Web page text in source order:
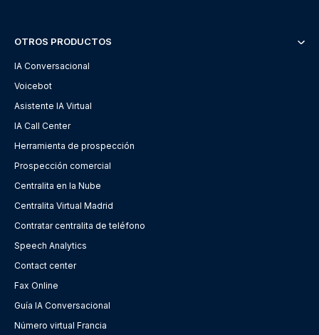
OTROS PRODUCTOS
IA Conversacional
Voicebot
Asistente IA Virtual
IA Call Center
Herramienta de prospección
Prospección comercial
Centralita en la Nube
Centralita Virtual Madrid
Contratar centralita de teléfono
Speech Analytics
Contact center
Fax Online
Guía IA Conversacional
Número virtual Francia